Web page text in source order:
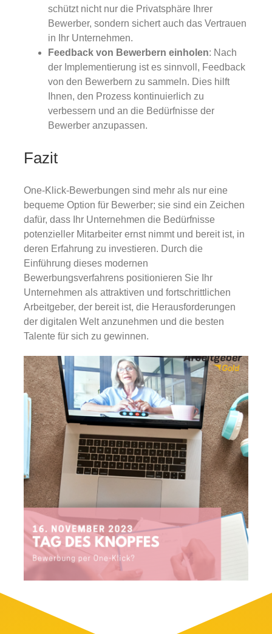
schützt nicht nur die Privatsphäre Ihrer
Bewerber, sondern sichert auch das Vertrauen
in Ihr Unternehmen.
Feedback von Bewerbern einholen: Nach
der Implementierung ist es sinnvoll, Feedback
von den Bewerbern zu sammeln. Dies hilft
Ihnen, den Prozess kontinuierlich zu
verbessern und an die Bedürfnisse der
Bewerber anzupassen.
Fazit
One-Klick-Bewerbungen sind mehr als nur eine
bequeme Option für Bewerber; sie sind ein Zeichen
dafür, dass Ihr Unternehmen die Bedürfnisse
potenzieller Mitarbeiter ernst nimmt und bereit ist, in
deren Erfahrung zu investieren. Durch die
Einführung dieses modernen
Bewerbungsverfahrens positionieren Sie Ihr
Unternehmen als attraktiven und fortschrittlichen
Arbeitgeber, der bereit ist, die Herausforderungen
der digitalen Welt anzunehmen und die besten
Talente für sich zu gewinnen.